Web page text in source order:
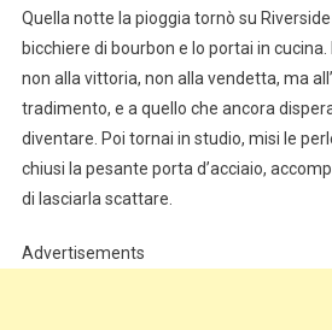
Quella notte la pioggia tornò su
bicchiere di bourbon e lo portai in
non alla vittoria, non alla vendetta, ma
tradimento, e a quello che ancora
diventare. Poi tornai in studio, misi le
chiusi la pesante porta d’acciaio,
di lasciarla scattare.
Advertisements